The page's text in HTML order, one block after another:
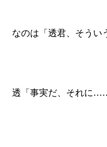
なのは「透君、そう
透「事実だ、それに